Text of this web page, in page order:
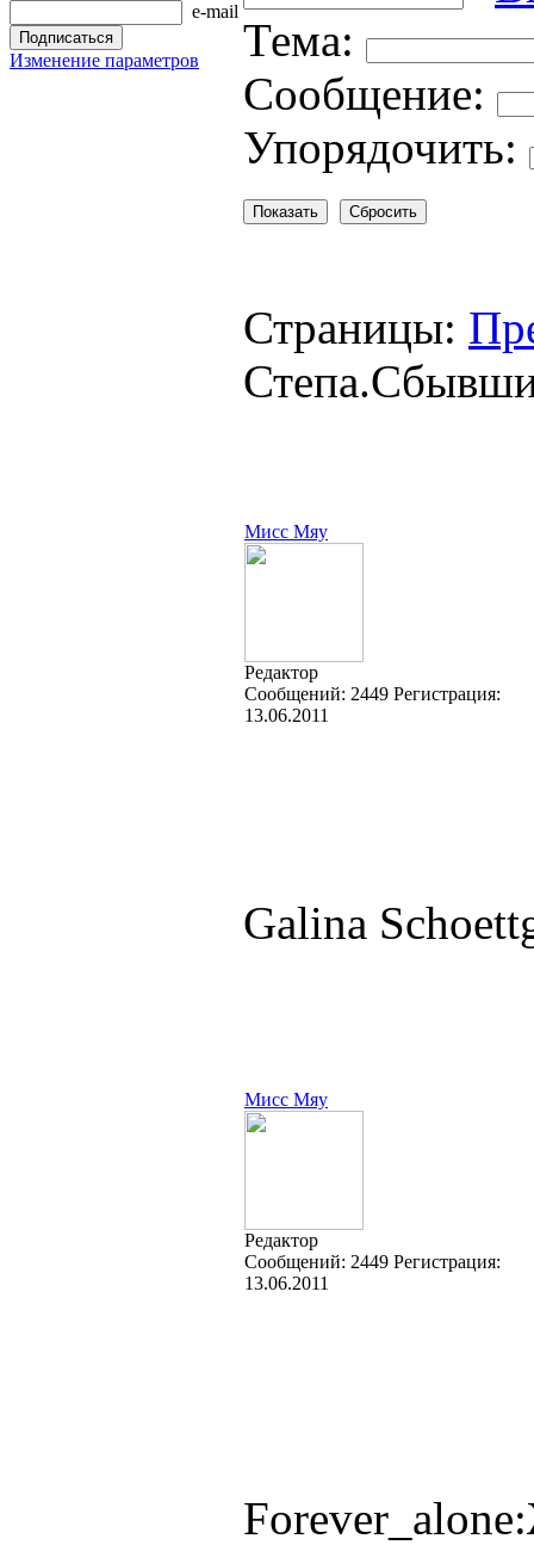
e-mail
Изменение параметров
Тема:
Cooбщение:
Упорядочить:
Страницы:
Мисс Мяу
Редактор
Cообщений: 2449 Регистрация:
13.06.2011
Galina
Мисс Мяу
Редактор
Cообщений: 2449 Регистрация:
13.06.2011